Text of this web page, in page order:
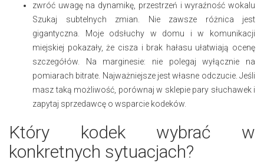
zwróć uwagę na dynamikę, przestrzeń i wyraźność wokalu
Szukaj subtelnych zmian. Nie zawsze różnica jest
gigantyczna. Moje odsłuchy w domu i w komunikacji
miejskiej pokazały, że cisza i brak hałasu ułatwiają ocenę
szczegółów. Na marginesie: nie polegaj wyłącznie na
pomiarach bitrate. Najważniejsze jest własne odczucie. Jeśli
masz taką możliwość, porównaj w sklepie pary słuchawek i
zapytaj sprzedawcę o wsparcie kodeków.
Który kodek wybrać w
konkretnych sytuacjach?